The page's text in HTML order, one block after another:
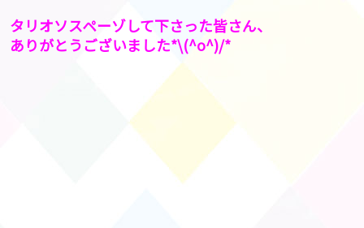
タリオソスペーゾして下さった皆さん、
ありがとうございました*\(^o^)/*